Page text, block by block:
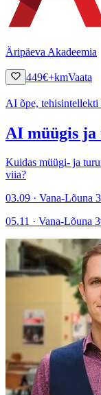
Äripäeva Akadeemia
449€+kmVaata
AI õpe,
AI müügis ja
Kuidas müügi- ja
viia?
03.09 · Vana-Lõuna
05.11 · Vana-Lõuna